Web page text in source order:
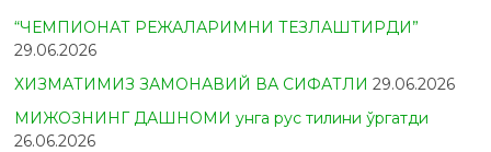
“ЧЕМПИОНАТ РЕЖАЛАРИМНИ ТЕЗЛАШТИРДИ”
29.06.2026
ХИЗМАТИМИЗ ЗАМОНАВИЙ ВА СИФАТЛИ 29.06.2026
МИЖОЗНИНГ ДАШНОМИ унга рус тилини ўргатди
26.06.2026